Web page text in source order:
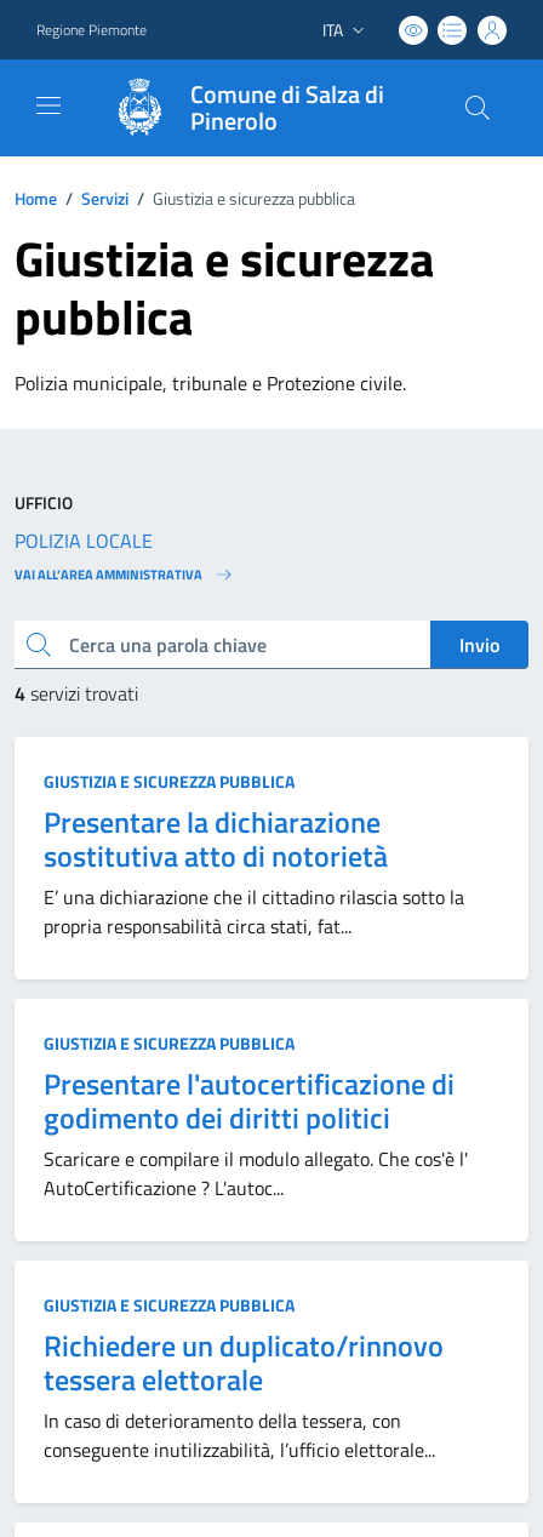
Regione Piemonte Lingua attiva:
ITA
Comune di Salza di
Pinerolo
Home / Servizi / Giustizia e sicurezza pubblica
Giustizia e sicurezza
pubblica
Polizia municipale, tribunale e Protezione civile.
Cerca una parola chiave
Invio
4servizi trovati
GIUSTIZIA E SICUREZZA PUBBLICA
Presentare la dichiarazione
sostitutiva atto di notorietà
E’ una dichiarazione che il cittadino rilascia sotto la
propria responsabilità circa stati, fat...
GIUSTIZIA E SICUREZZA PUBBLICA
Presentare l'autocertificazione di
godimento dei diritti politici
Scaricare e compilare il modulo allegato. Che cos'è l'
AutoCertificazione ? L'autoc...
GIUSTIZIA E SICUREZZA PUBBLICA
Richiedere un duplicato/rinnovo
tessera elettorale
In caso di deterioramento della tessera, con
conseguente inutilizzabilità, l’ufficio elettorale...
UFFICIO
POLIZIA LOCALE
VAI ALL’AREA AMMINISTRATIVA